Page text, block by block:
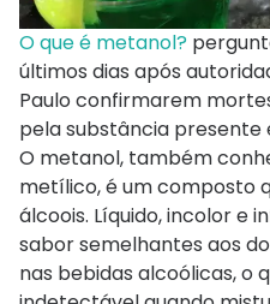
O que é metanol?
últimos dias após
Paulo confirmarem
pela substância presente
O metanol, também
metílico, é um composto
álcoois. Líquido, incolor e
sabor semelhantes aos
nas bebidas alcoólicas, o